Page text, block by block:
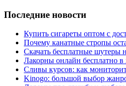
Последние новости
Купить сигареты оптом с
Почему канатные стропы
Скачать бесплатные шутеры
Лакорны онлайн бесплатно в
Сливы курсов: как
Kinogo: большой выбор